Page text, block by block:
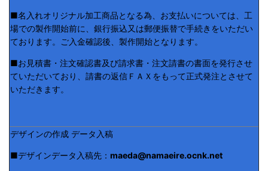
■名入れオリジナル加工商品となる為、お支払いについては、工
場での製作開始前に、銀行振込又は郵便振替で手続きをいただい
ております。ご入金確認後、製作開始となります。
■お見積書・注文確認書及び請求書・注文請書の書面を発行させ
ていただいており、請書の返信ＦＡＸをもって正式発注とさせて
いただきます。
デザインの作成 データ入稿
■デザインデータ入稿先： maeda@namaeire.ocnk.net